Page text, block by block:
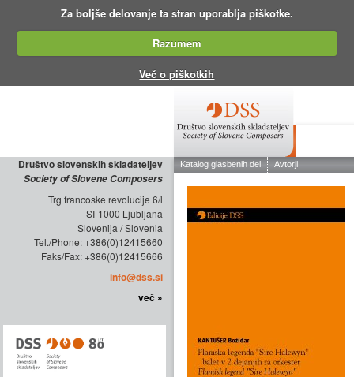
Za boljše delovanje ta stran uporablja piškotke.
Razumem
Več o piškotkih
Društvo slovenskih skladateljev
Society of Slovene Composers
Trg francoske revolucije 6/l
SI-1000 Ljubljana
Slovenija / Slovenia
Tel./Phone: +386(0)12415660
Faks/Fax: +386(0)12415666
info@dss.si
več »